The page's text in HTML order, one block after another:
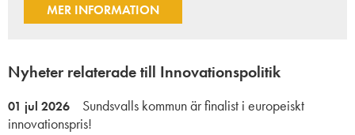
MER INFORMATION
Nyheter relaterade till Innovationspolitik
01 jul 2026
Sundsvalls kommun är finalist i europeiskt
innovationspris!